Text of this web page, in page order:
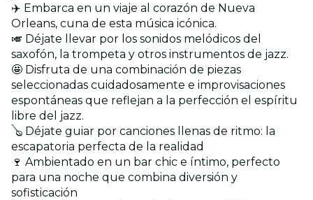
✈️ Embarca en un viaje al corazón de Nueva
Orleans, cuna de esta música icónica.
🎺 Déjate llevar por los sonidos melódicos del
saxofón, la trompeta y otros instrumentos de jazz.
🤩 Disfruta de una combinación de piezas
seleccionadas cuidadosamente e improvisaciones
espontáneas que reflejan a la perfección el espíritu
libre del jazz.
🪕 Déjate guiar por canciones llenas de ritmo: la
escapatoria perfecta de la realidad
🍷 Ambientado en un bar chic e íntimo, perfecto
para una noche que combina diversión y
sofisticación